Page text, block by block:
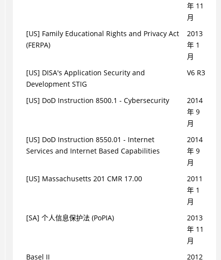
年 11
月
[US] Family Educational Rights and Privacy Act
(FERPA)
2013
年 1
月
[US] DISA's Application Security and
Development STIG
V6 R3
[US] DoD Instruction 8500.1 - Cybersecurity
2014
年 9
月
[US] DoD Instruction 8550.01 - Internet
Services and Internet Based Capabilities
2014
年 9
月
[US] Massachusetts 201 CMR 17.00
2011
年 1
月
[SA] 个人信息保护法 (PoPIA)
2013
年 11
月
Basel II
2012